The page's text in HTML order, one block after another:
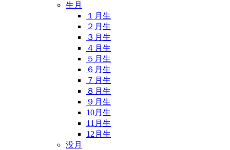
生月
１月生
２月生
３月生
４月生
５月生
６月生
７月生
８月生
９月生
10月生
11月生
12月生
没月